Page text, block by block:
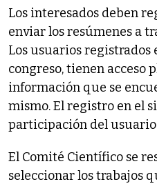
Los interesados deben
enviar los resúmenes a
Los usuarios registrados
congreso, tienen acceso
información que se
mismo. El registro en el
participación del
El Comité Científico se
seleccionar los trabajos